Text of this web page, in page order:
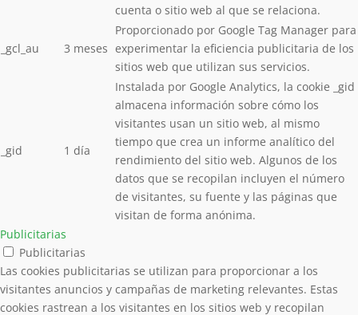
cuenta o sitio web al que se relaciona.
_gcl_au 3 meses
Proporcionado por Google Tag Manager para
experimentar la eficiencia publicitaria de los
sitios web que utilizan sus servicios.
_gid 1 día
Instalada por Google Analytics, la cookie _gid
almacena información sobre cómo los
visitantes usan un sitio web, al mismo
tiempo que crea un informe analítico del
rendimiento del sitio web. Algunos de los
datos que se recopilan incluyen el número
de visitantes, su fuente y las páginas que
visitan de forma anónima.
Publicitarias
Publicitarias
Las cookies publicitarias se utilizan para proporcionar a los
visitantes anuncios y campañas de marketing relevantes. Estas
cookies rastrean a los visitantes en los sitios web y recopilan